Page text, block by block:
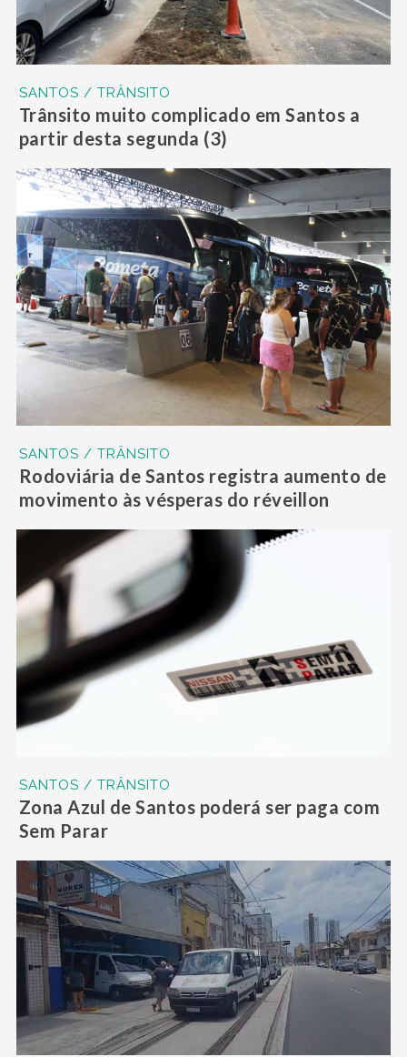
SANTOS / TRÂNSITO
Trânsito muito complicado em Santos a
partir desta segunda (3)
SANTOS / TRÂNSITO
Rodoviária de Santos registra aumento de
movimento às vésperas do réveillon
SANTOS / TRÂNSITO
Zona Azul de Santos poderá ser paga com
Sem Parar